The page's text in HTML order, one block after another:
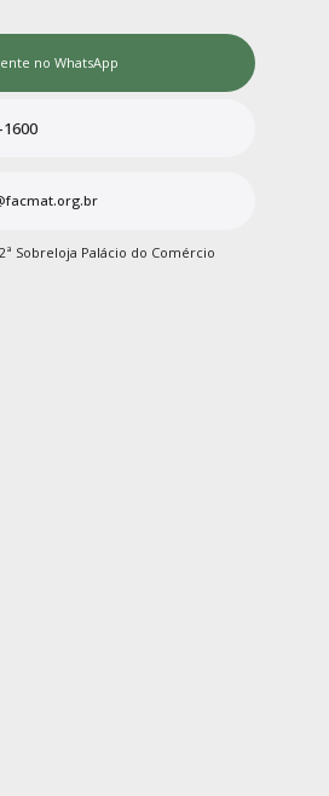
no WhatsApp
Sobreloja Palácio do Comércio